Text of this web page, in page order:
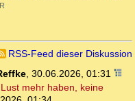
RSS-Feed dieser Diskussion
, 30.06.2026, 01:31
mehr haben, keine